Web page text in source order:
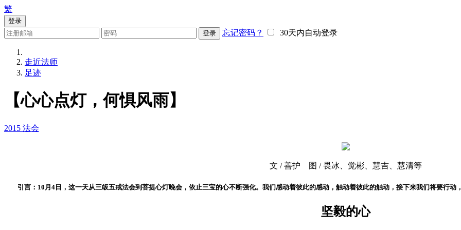
繁
登录
登录
忘记密码？ 30天内自动登录
走近法师
足迹
【心心点灯，何惧风雨】
2015 法会
文 / 善护 图 / 畏冰、觉彬、慧吉、慧清等
引言：10月4日，这一天从三皈五戒法会到菩提心灯晚会，依止三宝的心不断强化。我们感动着彼此的感动，触动着彼此的触动，接下来我们将要行动
坚毅的心